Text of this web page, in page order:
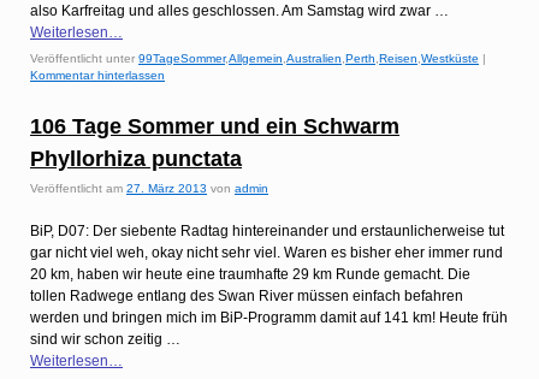
also Karfreitag und alles geschlossen. Am Samstag wird zwar …
Weiterlesen…
Veröffentlicht unter 99TageSommer,Allgemein Australien Perth Reisen Westküste |
Kommentar hinterlassen
106 Tage Sommer und ein Schwarm
Phyllorhiza punctata
Veröffentlicht am 27. März 2013 von admin
BiP, D07: Der siebente Radtag hintereinander und erstaunlicherweise tut
gar nicht viel weh, okay nicht sehr viel. Waren es bisher eher immer rund
20 km, haben wir heute eine traumhafte 29 km Runde gemacht. Die
tollen Radwege entlang des Swan River müssen einfach befahren
werden und bringen mich im BiP-Programm damit auf 141 km! Heute früh
sind wir schon zeitig …
Weiterlesen…